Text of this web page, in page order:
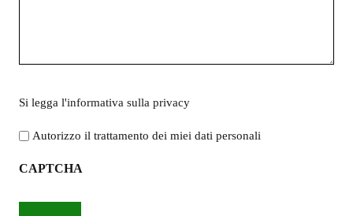
legga
l'informativa
privacy
Si legga l'informativa sulla privacy
Autorizzo il trattamento dei miei dati personali
CAPTCHA